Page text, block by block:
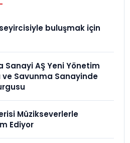
seyircisiyle buluşmak için
Sanayi AŞ Yeni Yönetim
ve Savunma Sanayinde
Müzikseverlerle
Ediyor